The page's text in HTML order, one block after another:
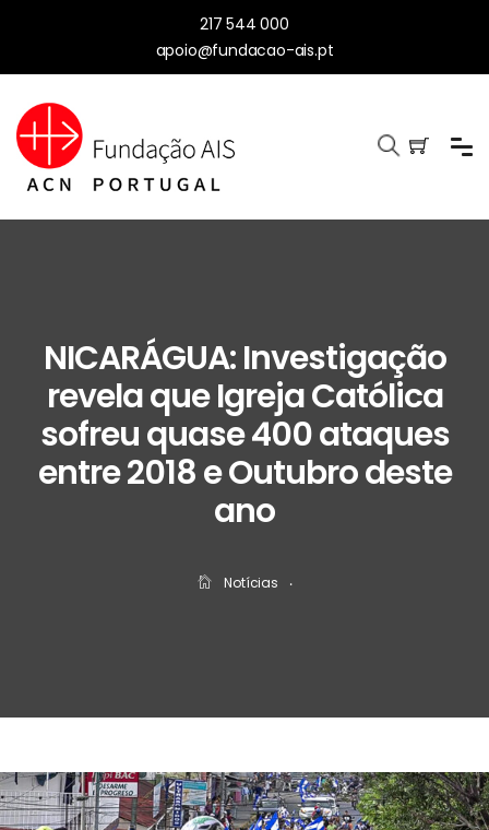
217 544 000
apoio@fundacao-ais.pt
NICARÁGUA: Investigação
revela que Igreja Católica
sofreu quase 400 ataques
entre 2018 e Outubro deste
ano
Notícias ‧